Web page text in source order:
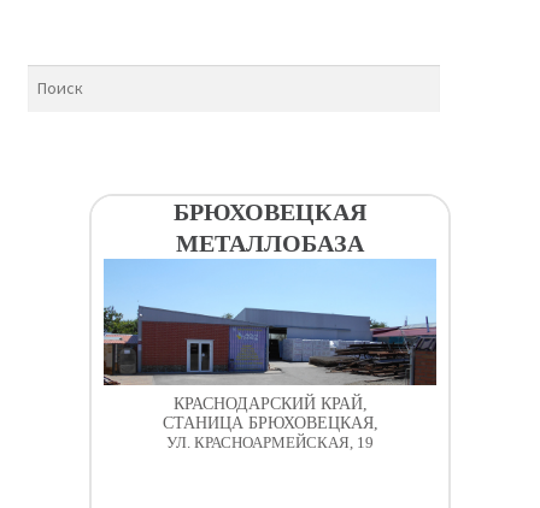
БРЮХОВЕЦКАЯ
МЕТАЛЛОБАЗА
КРАСНОДАРСКИЙ КРАЙ,
СТАНИЦА БРЮХОВЕЦКАЯ,
УЛ. КРАСНОАРМЕЙСКАЯ, 19